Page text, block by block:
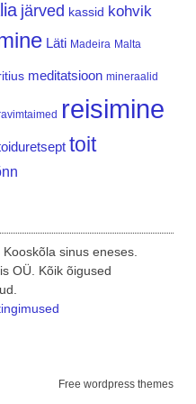
järved kassid kohvik
Läti Madeira Malta
meditatsioon mineraalid
reisimine
toit
Kooskõla sinus eneses.
OÜ. Kõik õigused
Free wordpress themes